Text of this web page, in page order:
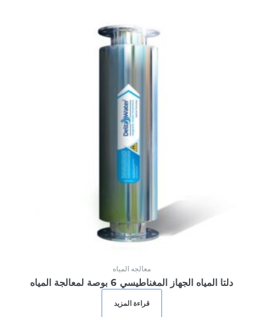
معالجه المياه
دلتا المياه الجهاز المغناطيسي 6 بوصة لمعالجة المياه
قراءة المزيد